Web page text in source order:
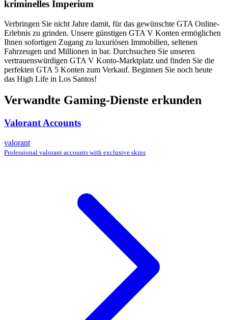
kriminelles Imperium
Verbringen Sie nicht Jahre damit, für das gewünschte GTA Online-
Erlebnis zu grinden. Unsere günstigen GTA V Konten ermöglichen
Ihnen sofortigen Zugang zu luxuriösen Immobilien, seltenen
Fahrzeugen und Millionen in bar. Durchsuchen Sie unseren
vertrauenswürdigen GTA V Konto-Marktplatz und finden Sie die
perfekten GTA 5 Konten zum Verkauf. Beginnen Sie noch heute
das High Life in Los Santos!
Verwandte Gaming-Dienste erkunden
Valorant Accounts
valorant
Professional valorant accounts with exclusive skins